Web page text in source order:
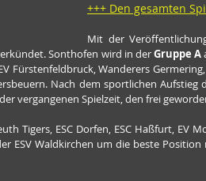
+++ Den gesamten
Mit der
Sonthofen wird in der Gruppe A
Fürstenfeldbruck, Wanderers
Nach dem sportlichen Aufstieg
vergangenen Spielzeit, den frei
Tigers, ESC Dorfen, ESC Haßfurt, EV
ESV Waldkirchen um die beste